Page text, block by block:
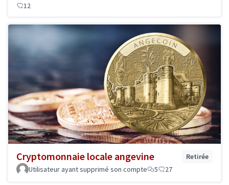
12
Cryptomonnaie locale angevine
Retirée
Utilisateur ayant supprimé son compte
5 27